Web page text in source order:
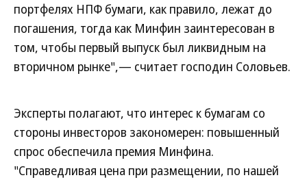
портфелях НПФ бумаги, как правило, лежат до
погашения, тогда как Минфин заинтересован в
том, чтобы первый выпуск был ликвидным на
вторичном рынке",— считает господин Соловьев.
Эксперты полагают, что интерес к бумагам со
стороны инвесторов закономерен: повышенный
спрос обеспечила премия Минфина.
"Справедливая цена при размещении, по нашей